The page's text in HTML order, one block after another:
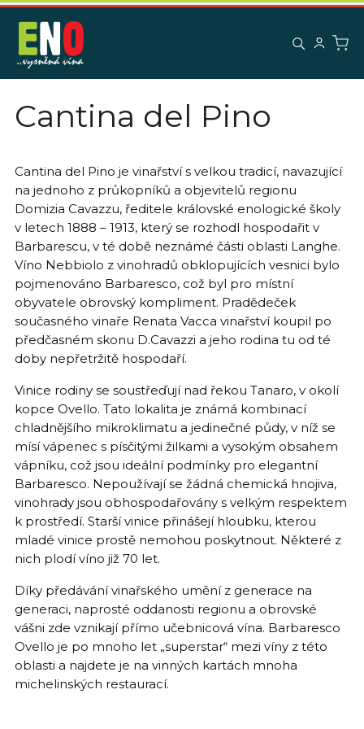
Přejít
obsah
Cantina del Pino
Cantina del Pino je vinařství s velkou tradicí, navazující
na jednoho z průkopníků a objevitelů regionu
Domizia Cavazzu, ředitele královské enologické školy
v letech 1888 – 1913, který se rozhodl hospodařit v
Barbarescu, v té době neznámé části oblasti Langhe.
Víno Nebbiolo z vinohradů obklopujících vesnici bylo
pojmenováno Barbaresco, což byl pro místní
obyvatele obrovský kompliment. Pradědeček
současného vinaře Renata Vacca vinařství koupil po
předčasném skonu D.Cavazzi a jeho rodina tu od té
doby nepřetržitě hospodaří.
Vinice rodiny se soustřeďují nad řekou Tanaro, v okolí
kopce Ovello. Tato lokalita je známá kombinací
chladnějšího mikroklimatu a jedinečné půdy, v níž se
mísí vápenec s písčitými žilkami a vysokým obsahem
vápníku, což jsou ideální podmínky pro elegantní
Barbaresco. Nepoužívají se žádná chemická hnojiva,
vinohrady jsou obhospodařovány s velkým respektem
k prostředí. Starší vinice přinášejí hloubku, kterou
mladé vinice prostě nemohou poskytnout. Některé z
nich plodí víno již 70 let.
Díky předávání vinařského umění z generace na
generaci, naprosté oddanosti regionu a obrovské
vášni zde vznikají přímo učebnicová vína. Barbaresco
Ovello je po mnoho let „superstar“ mezi víny z této
oblasti a najdete je na vinných kartách mnoha
michelinských restaurací.
K
í
Zpět
Zpět
o
p
t
ř
e
b
u
j
e
t
e
n
a
j
í
t
?
HLEDAT
D
o
p
o